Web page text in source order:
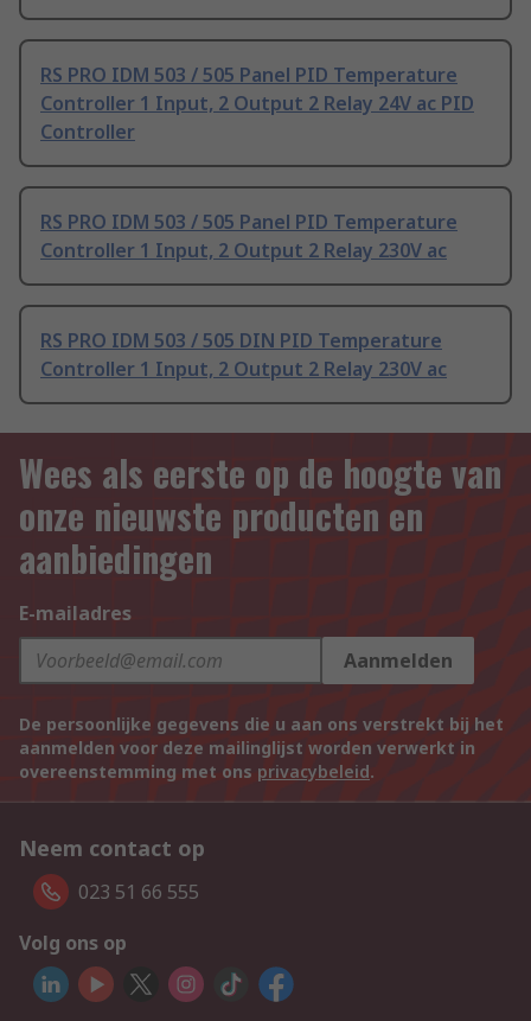
RS PRO IDM 503 / 505 Panel PID Temperature
Controller 1 Input, 2 Output 2 Relay 24V ac PID
Controller
RS PRO IDM 503 / 505 Panel PID Temperature
Controller 1 Input, 2 Output 2 Relay 230V ac
RS PRO IDM 503 / 505 DIN PID Temperature
Controller 1 Input, 2 Output 2 Relay 230V ac
Wees als eerste op de hoogte van
onze nieuwste producten en
aanbiedingen
E-mailadres
Aanmelden
De persoonlijke gegevens die u aan ons verstrekt bij het
aanmelden voor deze mailinglijst worden verwerkt in
overeenstemming met ons privacybeleid.
Neem contact op
023 51 66 555
Volg ons op